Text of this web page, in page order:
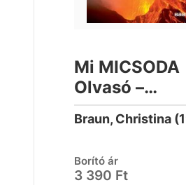
Mi MICSODA
Olvasó –
Vulkánok
Borító ár
3 390 Ft